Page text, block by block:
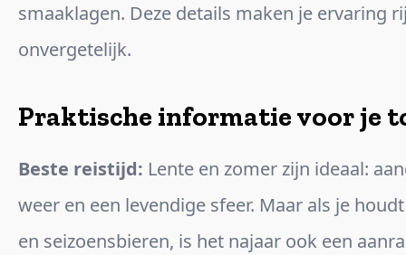
smaaklagen. Deze details maken je ervaring
onvergetelijk.
Praktische informatie voor je
Beste reistijd: Lente en zomer zijn ideaal:
weer en een levendige sfeer. Maar als je
en seizoensbieren, is het najaar ook een